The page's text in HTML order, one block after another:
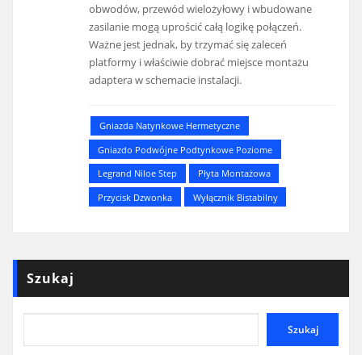
obwodów, przewód wielożyłowy i wbudowane
zasilanie mogą uprościć całą logikę połączeń.
Ważne jest jednak, by trzymać się zaleceń
platformy i właściwie dobrać miejsce montażu
adaptera w schemacie instalacji.
Gniazda Natynkowe Hermetyczne
Gniazdo Podwójne Podtynkowe Poziome
Legrand Niloe Step
Płyta Montażowa
Przycisk Dzwonka
Wyłącznik Bistabilny
Szukaj
Szukaj